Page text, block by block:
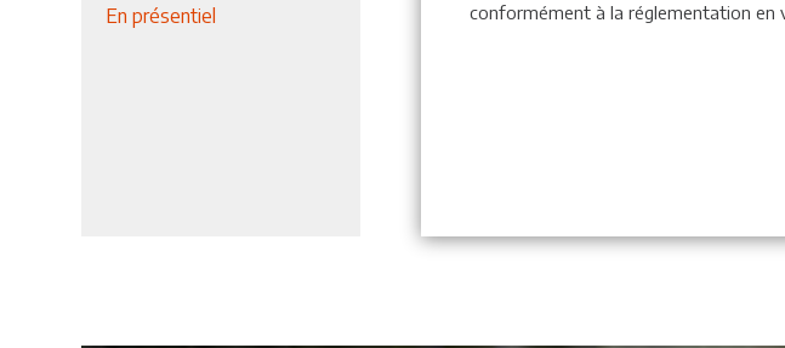
En présentiel
conformément à la réglementation en